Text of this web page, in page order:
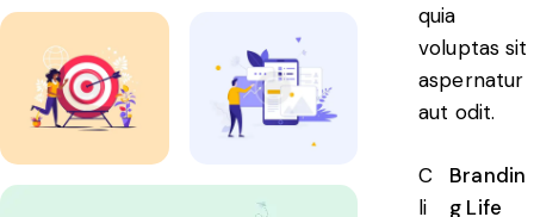
quia
voluptas sit
aspernatur
aut odit.
C
li
Brandin
g Life